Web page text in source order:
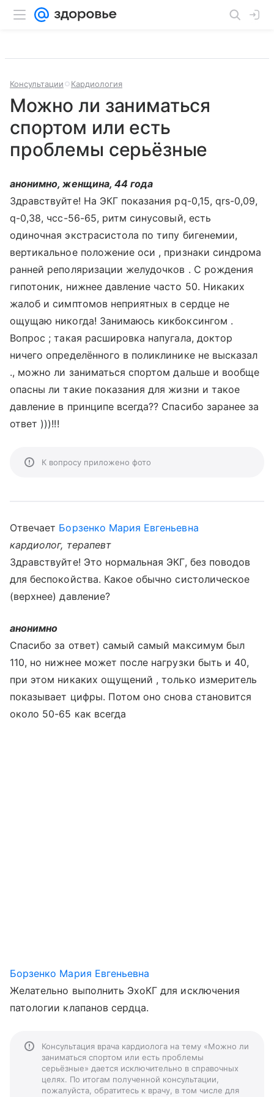
Консультации Кардиология
Можно ли заниматься
спортом или есть
проблемы серьёзные
анонимно, женщина, 44 года
Здравствуйте! На ЭКГ показания pq-0,15, qrs-0,09,
q-0,38, чсс-56-65, ритм синусовый, есть
одиночная экстрасистола по типу бигенемии,
вертикальное положение оси , признаки синдрома
ранней реполяризации желудочков . С рождения
гипотоник, нижнее давление часто 50. Никаких
жалоб и симптомов неприятных в сердце не
ощущаю никогда! Занимаюсь кикбоксингом .
Вопрос ; такая расшировка напугала, доктор
ничего определённого в поликлинике не высказал
., можно ли заниматься спортом дальше и вообще
опасны ли такие показания для жизни и такое
давление в принципе всегда?? Спасибо заранее за
ответ )))!!!
К вопросу приложено фото
Отвечает Борзенко Мария Евгеньевна
кардиолог, терапевт
Здравствуйте! Это нормальная ЭКГ, без поводов
для беспокойства. Какое обычно систолическое
(верхнее) давление?
анонимно
Спасибо за ответ) самый самый максимум был
110, но нижнее может после нагрузки быть и 40,
при этом никаких ощущений , только измеритель
показывает цифры. Потом оно снова становится
около 50-65 как всегда
Борзенко Мария Евгеньевна
Желательно выполнить ЭхоКГ для исключения
патологии клапанов сердца.
Консультация врача кардиолога на тему «Можно ли
заниматься спортом или есть проблемы
серьёзные» дается исключительно в справочных
целях. По итогам полученной консультации,
пожалуйста, обратитесь к врачу, в том числе для